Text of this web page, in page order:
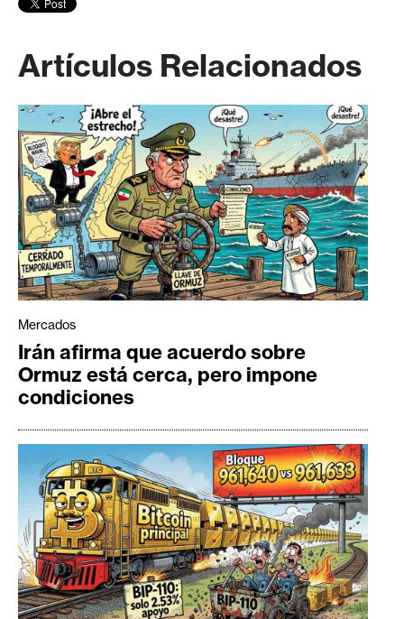
Artículos Relacionados
Mercados
Irán afirma que acuerdo sobre
Ormuz está cerca, pero impone
condiciones